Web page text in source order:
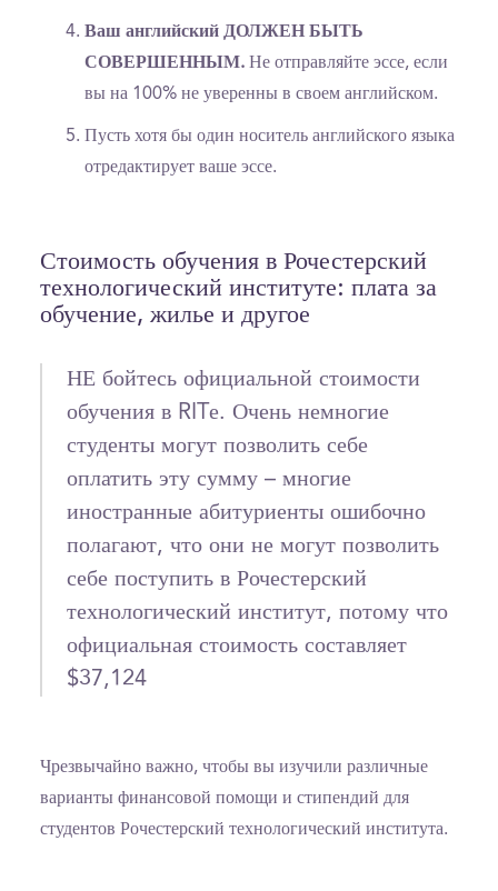
Ваш английский ДОЛЖЕН БЫТЬ
СОВЕРШЕННЫМ. Не отправляйте эссе, если
вы на 100% не уверенны в своем английском.
Пусть хотя бы один носитель английского языка
отредактирует ваше эссе.
Стоимость обучения в Рочестерский
технологический институте: плата за
обучение, жилье и другое
НЕ бойтесь официальной стоимости
обучения в RITе. Очень немногие
студенты могут позволить себе
оплатить эту сумму – многие
иностранные абитуриенты ошибочно
полагают, что они не могут позволить
себе поступить в Рочестерский
технологический институт, потому что
официальная стоимость составляет
$37,124
Чрезвычайно важно, чтобы вы изучили различные
варианты финансовой помощи и стипендий для
студентов Рочестерский технологический института.